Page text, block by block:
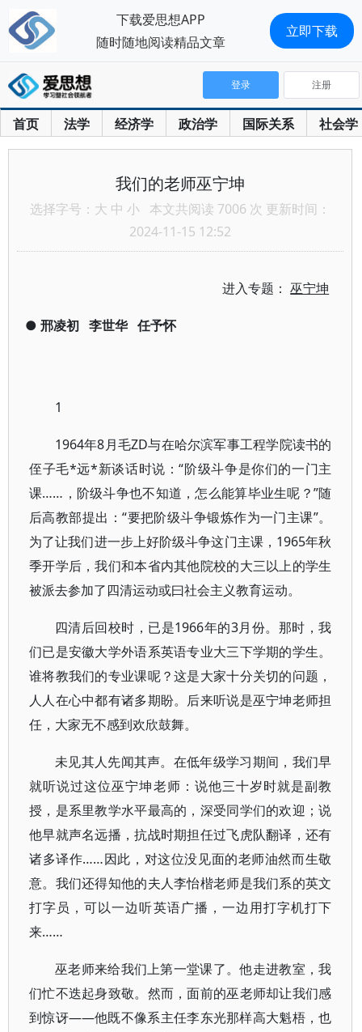
首页 法学 经济学 政治学 国际关系 社会学
登录 注册
我们的老师巫宁坤
选择字号： 大 中 小 本文共阅读 7006 次 更新时间：
2024-11-15 12:52
进入专题：巫宁坤
● 邢凌初 李世华 任予怀
1
1964年8月毛ZD与在哈尔滨军事工程学院读书的
侄子毛*远*新谈话时说：“阶级斗争是你们的一门主
课……，阶级斗争也不知道，怎么能算毕业生呢？”随
后高教部提出：“要把阶级斗争锻炼作为一门主课”。
为了让我们进一步上好阶级斗争这门主课，1965年秋
季开学后，我们和本省内其他院校的大三以上的学生
被派去参加了四清运动或曰社会主义教育运动。
四清后回校时，已是1966年的3月份。那时，我
们已是安徽大学外语系英语专业大三下学期的学生。
谁将教我们的专业课呢？这是大家十分关切的问题，
人人在心中都有诸多期盼。后来听说是巫宁坤老师担
任，大家无不感到欢欣鼓舞。
未见其人先闻其声。在低年级学习期间，我们早
就听说过这位巫宁坤老师：说他三十岁时就是副教
授，是系里教学水平最高的，深受同学们的欢迎；说
他早就声名远播，抗战时期担任过飞虎队翻译，还有
诸多译作……因此，对这位没见面的老师油然而生敬
意。我们还得知他的夫人李怡楷老师是我们系的英文
打字员，可以一边听英语广播，一边用打字机打下
来……
巫老师来给我们上第一堂课了。他走进教室，我
们忙不迭起身致敬。然而，面前的巫老师却让我们感
到惊讶——他既不像系主任李东光那样高大魁梧，也
下载爱思想APP
随时随地阅读精品文章
立即下载